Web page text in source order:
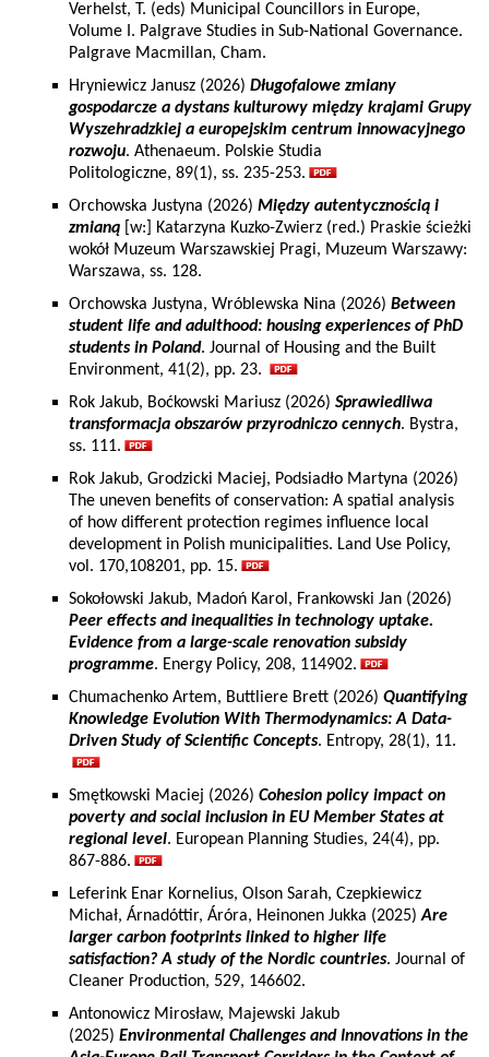
Verhelst, T. (eds) Municipal Councillors in Europe,
Volume I. Palgrave Studies in Sub-National Governance.
Palgrave Macmillan, Cham.
Hryniewicz Janusz (2026) Długofalowe zmiany
gospodarcze a dystans kulturowy między krajami Grupy
Wyszehradzkiej a europejskim centrum innowacyjnego
rozwoju. Athenaeum. Polskie Studia
Politologiczne, 89(1), ss. 235-253.
Orchowska Justyna (2026) Między autentycznością i
zmianą [w:] Katarzyna Kuzko-Zwierz (red.) Praskie ścieżki
wokół Muzeum Warszawskiej Pragi, Muzeum Warszawy:
Warszawa, ss. 128.
Orchowska Justyna, Wróblewska Nina (2026) Between
student life and adulthood: housing experiences of PhD
students in Poland. Journal of Housing and the Built
Environment, 41(2), pp. 23.
Rok Jakub, Boćkowski Mariusz (2026) Sprawiedliwa
transformacja obszarów przyrodniczo cennych. Bystra,
ss. 111.
Rok Jakub, Grodzicki Maciej, Podsiadło Martyna (2026)
The uneven benefits of conservation: A spatial analysis
of how different protection regimes influence local
development in Polish municipalities. Land Use Policy,
vol. 170,108201, pp. 15.
Sokołowski Jakub, Madoń Karol, Frankowski Jan (2026)
Peer effects and inequalities in technology uptake.
Evidence from a large-scale renovation subsidy
programme. Energy Policy, 208, 114902.
Chumachenko Artem, Buttliere Brett (2026) Quantifying
Knowledge Evolution With Thermodynamics: A Data-
Driven Study of Scientific Concepts. Entropy, 28(1), 11.
Smętkowski Maciej (2026) Cohesion policy impact on
poverty and social inclusion in EU Member States at
regional level. European Planning Studies, 24(4), pp.
867-886.
Leferink Enar Kornelius, Olson Sarah, Czepkiewicz
Michał, Árnadóttir, Áróra, Heinonen Jukka (2025)Are
larger carbon footprints linked to higher life
satisfaction? A study of the Nordic countries. Journal of
Cleaner Production, 529, 146602.
Antonowicz Mirosław, Majewski Jakub
(2025) Environmental Challenges and Innovations in the